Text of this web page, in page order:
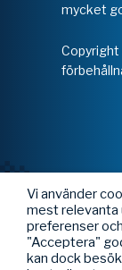
mycket
Vi använder
mest relevanta
preferenser
"Acceptera"
kan dock